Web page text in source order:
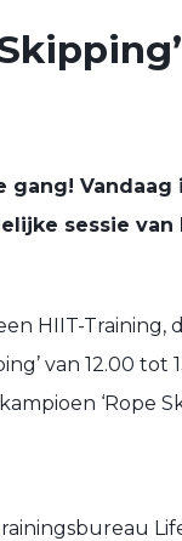
gang!
sessie
HIIT-
van 12.00 tot
‘Rope